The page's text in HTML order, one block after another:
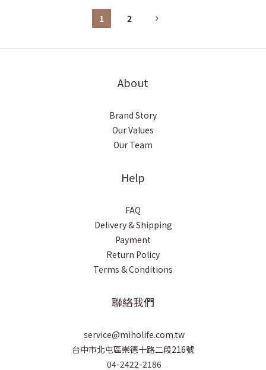
1 2
About
Brand Story
Our Values
Our Team
Help
FAQ
Delivery & Shipping
Payment
Return Policy
Terms & Conditions
聯絡我們
service@miholife.com.tw
台中市北屯區崇德十路二段216號
04-2422-2186